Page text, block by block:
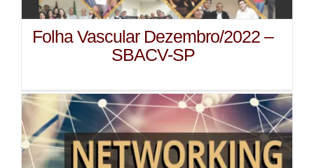
Folha Vascular Dezembro/2022 –
SBACV-SP